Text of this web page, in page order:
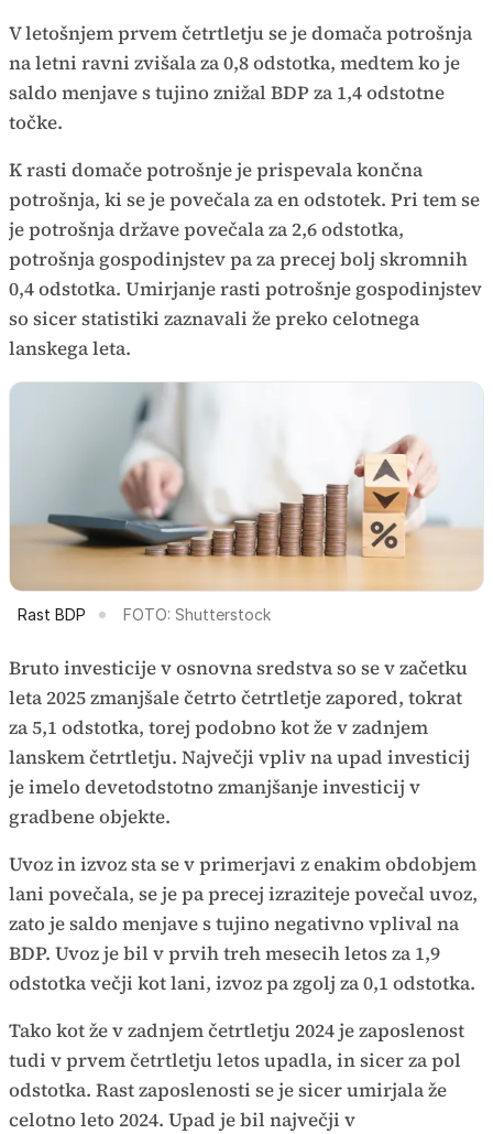
V letošnjem prvem četrtletju se je domača potrošnja
na letni ravni zvišala za 0,8 odstotka, medtem ko je
saldo menjave s tujino znižal BDP za 1,4 odstotne
točke.
K rasti domače potrošnje je prispevala končna
potrošnja, ki se je povečala za en odstotek. Pri tem se
je potrošnja države povečala za 2,6 odstotka,
potrošnja gospodinjstev pa za precej bolj skromnih
0,4 odstotka. Umirjanje rasti potrošnje gospodinjstev
so sicer statistiki zaznavali že preko celotnega
lanskega leta.
Rast BDP FOTO: Shutterstock
Bruto investicije v osnovna sredstva so se v začetku
leta 2025 zmanjšale četrto četrtletje zapored, tokrat
za 5,1 odstotka, torej podobno kot že v zadnjem
lanskem četrtletju. Največji vpliv na upad investicij
je imelo devetodstotno zmanjšanje investicij v
gradbene objekte.
Uvoz in izvoz sta se v primerjavi z enakim obdobjem
lani povečala, se je pa precej izraziteje povečal uvoz,
zato je saldo menjave s tujino negativno vplival na
BDP. Uvoz je bil v prvih treh mesecih letos za 1,9
odstotka večji kot lani, izvoz pa zgolj za 0,1 odstotka.
Tako kot že v zadnjem četrtletju 2024 je zaposlenost
tudi v prvem četrtletju letos upadla, in sicer za pol
odstotka. Rast zaposlenosti se je sicer umirjala že
celotno leto 2024. Upad je bil največji v